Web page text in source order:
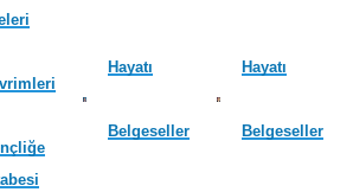
Hayatı
Belgeseller
Hayatı
Belgeseller